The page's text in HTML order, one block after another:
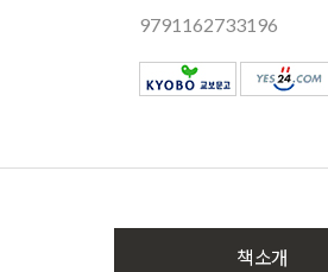
9791162733196
책소개